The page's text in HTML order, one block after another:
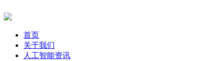
首页
关于我们
人工智能资讯